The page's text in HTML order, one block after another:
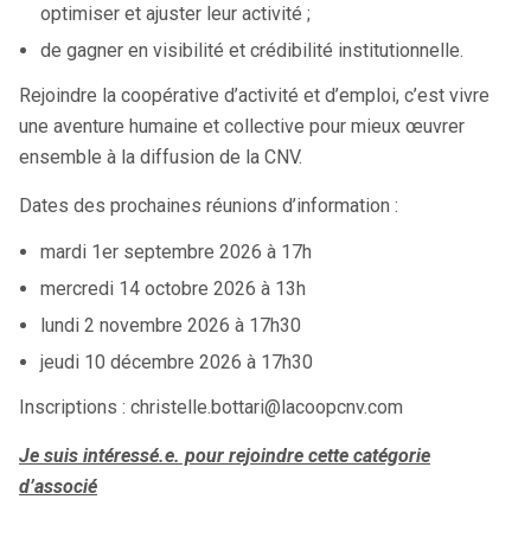
optimiser et ajuster leur activité ;
de gagner en visibilité et crédibilité institutionnelle.
Rejoindre la coopérative d’activité et d’emploi, c’est vivre
une aventure humaine et collective pour mieux œuvrer
ensemble à la diffusion de la CNV.
Dates des prochaines réunions d’information :
mardi 1er septembre 2026 à 17h
mercredi 14 octobre 2026 à 13h
lundi 2 novembre 2026 à 17h30
jeudi 10 décembre 2026 à 17h30
Inscriptions : christelle.bottari@lacoopcnv.com
Je suis intéressé.e. pour rejoindre cette catégorie
d’associé